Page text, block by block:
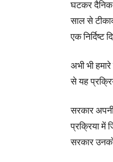
घटकर दैनिक
साल से
एक
अभी भी
से यह
सरकार
प्रक्रिया में
सरकार